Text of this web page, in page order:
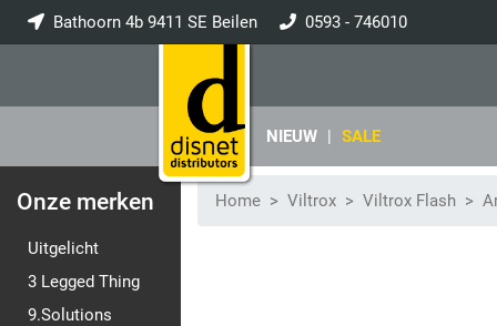
Bathoorn 4b 9411 SE Beilen 0593 - 746010
NIEUW | SALE
Onze merken
Uitgelicht
3 Legged Thing
9.Solutions
Home Viltrox Viltrox Flash